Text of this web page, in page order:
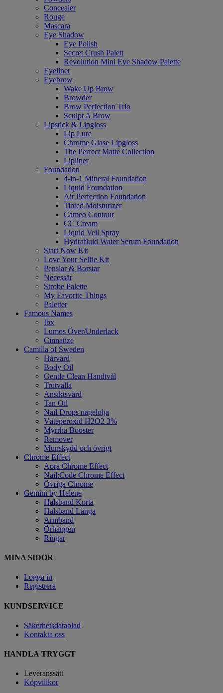
Concealer
Rouge
Mascara
Eye Shadow
Eye Polish
Secret Crush Palett
Revolution Mini Eye Shadow Palette
Eyeliner
Eyebrow
Wake Up Brow
Browder
Brow Perfection Trio
Sculpt A Brow
Lipstick & Lipgloss
Lip Lure
Chrome Glase Lipgloss
The Perfect Matte Collection
Lipliner
Foundation
4-in-1 Mineral Foundation
Liquid Foundation
Air Perfection Foundation
Tinted Moisturizer
Cameo Contour
CC Cream
Liquid Veil Spray
Hydrafluid Water Serum Foundation
Start Now Kit
Love Your Selfie Kit
Penslar & Borstar
Necessär
Strobe Palette
My Favorite Things
Paletter
Famous Names
Ibx
Lumos Över/Underlack
Cinnatize
Camilla of Sweden
Hårvård
Body Oil
Gentle Clean Handtvål
Trutvalla
Ansiktsvård
Tan Oil
Nail Drops nagelolja
Väteperoxid H2O2 3%
Myrrha Booster
Remover
Munskydd och övrigt
Chrome Effect
Aora Chrome Effect
Nail:Code Chrome Effect
Övriga Chrome
Gemini by Helene
Halsband Korta
Halsband Långa
Armband
Örhängen
Ringar
MINA SIDOR
Logga in
Registrera
KUNDSERVICE
Säkerhetsdatablad
Kontakta oss
HANDLA TRYGGT
Leveranssätt
Köpvillkor